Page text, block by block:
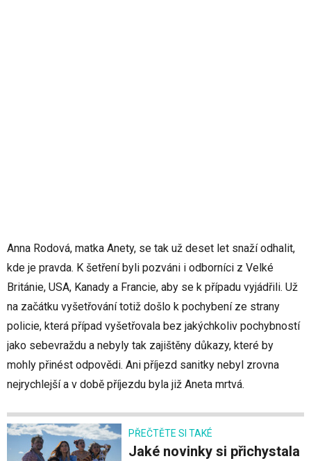
Anna Rodová, matka Anety, se tak už deset let snaží odhalit,
kde je pravda. K šetření byli pozváni i odborníci z Velké
Británie, USA, Kanady a Francie, aby se k případu vyjádřili. Už
na začátku vyšetřování totiž došlo k pochybení ze strany
policie, která případ vyšetřovala bez jakýchkoliv pochybností
jako sebevraždu a nebyly tak zajištěny důkazy, které by
mohly přinést odpovědi. Ani příjezd sanitky nebyl zrovna
nejrychlejší a v době příjezdu byla již Aneta mrtvá.
PŘEČTĚTE SI TAKÉ
Jaké novinky si přichystala